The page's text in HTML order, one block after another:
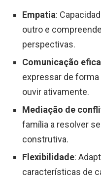
Empatia:
outro e
perspectivas.
Comunicação
expressar de forma
ouvir ativamente.
Mediação de
família a resolver
construtiva.
Flexibilidade:
características de